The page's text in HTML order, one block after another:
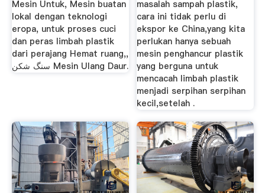
Mesin Untuk, Mesin buatan
lokal dengan teknologi
eropa, untuk proses cuci
dan peras limbah plastik
dari perajang Hemat ruang,,
سنگ شکن Mesin Ulang Daur.
masalah sampah plastik,
cara ini tidak perlu di
ekspor ke China,yang kita
perlukan hanya sebuah
mesin penghancur plastik
yang berguna untuk
mencacah limbah plastik
menjadi serpihan serpihan
kecil,setelah .